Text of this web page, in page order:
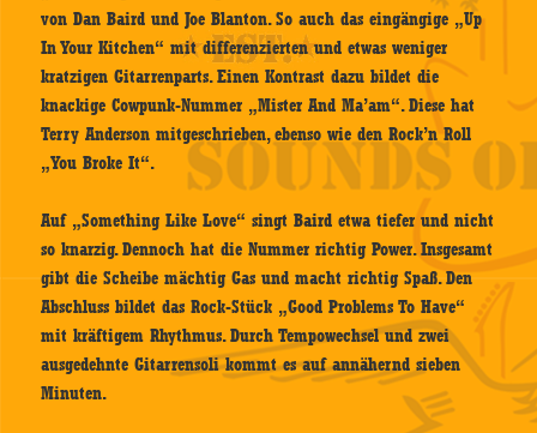
von Dan Baird und Joe Blanton. So auch das eingängige „Up
In Your Kitchen“ mit differenzierten und etwas weniger
kratzigen Gitarrenparts. Einen Kontrast dazu bildet die
knackige Cowpunk-Nummer „Mister And Ma’am“. Diese hat
Terry Anderson mitgeschrieben, ebenso wie den Rock’n Roll
„You Broke It“.
Auf „Something Like Love“ singt Baird etwa tiefer und nicht
so knarzig. Dennoch hat die Nummer richtig Power. Insgesamt
gibt die Scheibe mächtig Gas und macht richtig Spaß. Den
Abschluss bildet das Rock-Stück „Good Problems To Have“
mit kräftigem Rhythmus. Durch Tempowechsel und zwei
ausgedehnte Gitarrensoli kommt es auf annähernd sieben
Minuten.